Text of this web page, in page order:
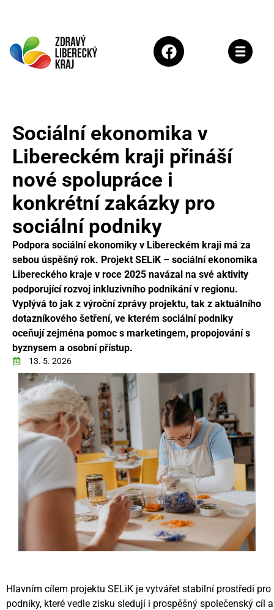
Sociální ekonomika v
Libereckém kraji přináší
nové spolupráce i
konkrétní zakázky pro
sociální podniky
Podpora sociální ekonomiky v Libereckém kraji má za
sebou úspěšný rok. Projekt SELiK – sociální ekonomika
Libereckého kraje v roce 2025 navázal na své aktivity
podporující rozvoj inkluzivního podnikání v regionu.
Vyplývá to jak z výroční zprávy projektu, tak z aktuálního
dotazníkového šetření, ve kterém sociální podniky
oceňují zejména pomoc s marketingem, propojování s
byznysem a osobní přístup.
13. 5. 2026
Hlavním cílem projektu SELiK je vytvářet stabilní prostředí pro
podniky, které vedle zisku sledují i prospěšný společenský cíl a